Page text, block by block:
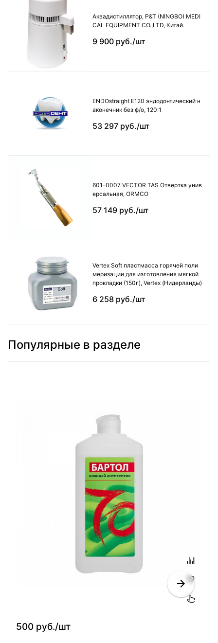
Аквадистиллятор, P&T (NINGBO) MEDI
CAL EQUIPMENT CO.,LTD, Китай.
9 900 руб./шт
ENDOstraight E120 эндодонтический н
аконечник без ф/о, 120:1
53 297 руб./шт
601-0007 VECTOR TAS Отвертка унив
ерсальная, ORMCO
57 149 руб./шт
Vertex Soft пластмасса горячей поли
меризации для изготовления мягкой
прокладки (150г), Vertex (Нидерланды)
6 258 руб./шт
Популярные в разделе
500 руб./шт